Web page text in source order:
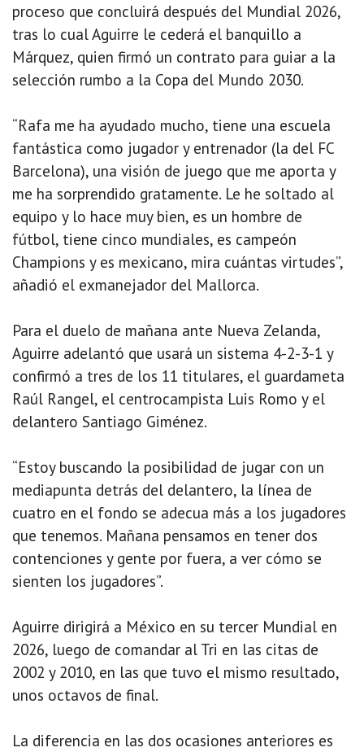
proceso que concluirá después del Mundial 2026,
tras lo cual Aguirre le cederá el banquillo a
Márquez, quien firmó un contrato para guiar a la
selección rumbo a la Copa del Mundo 2030.
“Rafa me ha ayudado mucho, tiene una escuela
fantástica como jugador y entrenador (la del FC
Barcelona), una visión de juego que me aporta y
me ha sorprendido gratamente. Le he soltado al
equipo y lo hace muy bien, es un hombre de
fútbol, tiene cinco mundiales, es campeón
Champions y es mexicano, mira cuántas virtudes”,
añadió el exmanejador del Mallorca.
Para el duelo de mañana ante Nueva Zelanda,
Aguirre adelantó que usará un sistema 4-2-3-1 y
confirmó a tres de los 11 titulares, el guardameta
Raúl Rangel, el centrocampista Luis Romo y el
delantero Santiago Giménez.
“Estoy buscando la posibilidad de jugar con un
mediapunta detrás del delantero, la línea de
cuatro en el fondo se adecua más a los jugadores
que tenemos. Mañana pensamos en tener dos
contenciones y gente por fuera, a ver cómo se
sienten los jugadores”.
Aguirre dirigirá a México en su tercer Mundial en
2026, luego de comandar al Tri en las citas de
2002 y 2010, en las que tuvo el mismo resultado,
unos octavos de final.
La diferencia en las dos ocasiones anteriores es